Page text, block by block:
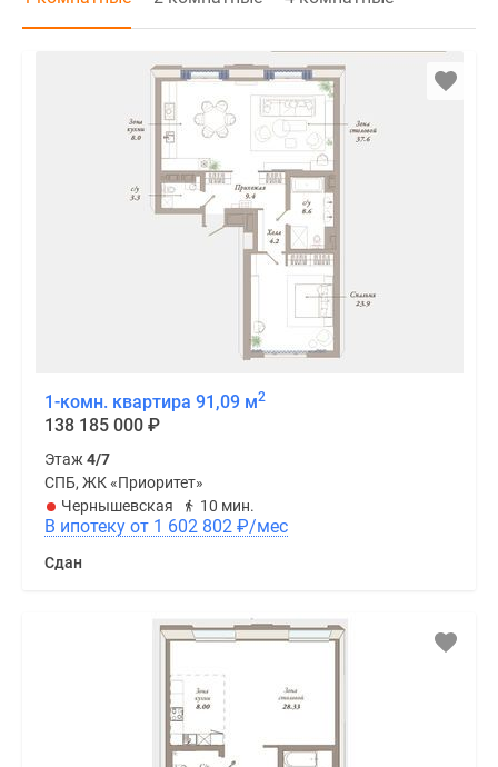
1-комн. квартира 91,09 м2
138 185 000 ₽
Этаж 4/7
СПБ, ЖК «Приоритет»
Чернышевская
10 мин.
В ипотеку от 1 602 802 ₽/мес
Сдан